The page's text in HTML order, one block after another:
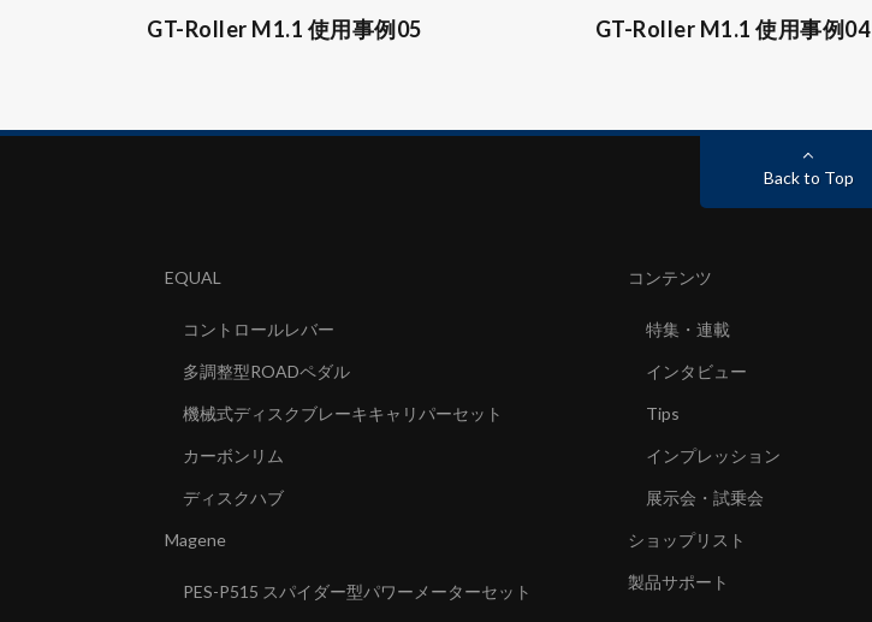
GT-Roller M1.1 使用事例05 GT-Roller M1.1 使用事例04
Back to Top
EQUAL
コントロールレバー
多調整型ROADペダル
機械式ディスクブレーキキャリパーセット
カーボンリム
ディスクハブ
Magene
PES-P515 スパイダー型パワーメーターセット
コンテンツ
特集・連載
インタビュー
Tips
インプレッション
展示会・試乗会
ショップリスト
製品サポート